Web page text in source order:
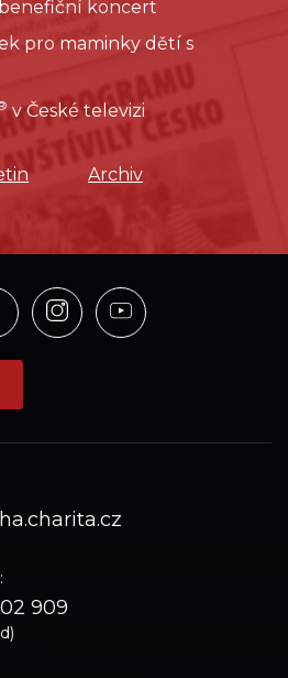
koncert
pro maminky dětí s
v České televizi
Archiv
Profil
na
Profil
na
909